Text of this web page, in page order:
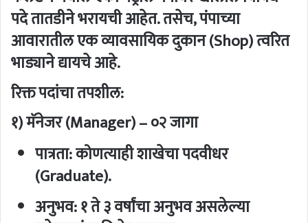
पदे तातडीने भरायची आहेत. तसेच, पंपाच्या
आवारातील एक व्यावसायिक दुकान (Shop) त्वरित
भाड्याने द्यायचे आहे.
रिक्त पदांचा तपशील:
१) मॅनेजर (Manager) – ०२ जागा
पात्रता:कोणत्याही शाखेचा पदवीधर
(Graduate).
अनुभव:१ ते ३ वर्षांचा अनुभव असलेल्या